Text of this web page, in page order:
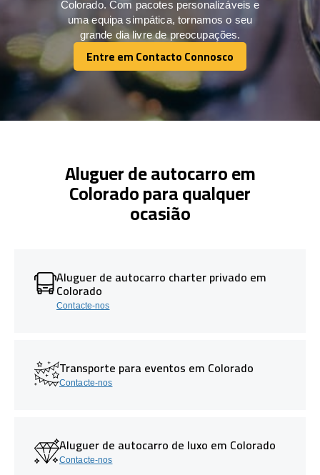
Colorado. Com pacotes personalizáveis e
uma equipa simpática, tornamos o seu
grande dia livre de preocupações.
Entre em Contacto Connosco
Entre em Contacto Connosco
Aluguer de autocarro em
Colorado para qualquer
ocasião
Aluguer de autocarro charter privado em
Colorado
Contacte-nos
Transporte para eventos em Colorado
Contacte-nos
Aluguer de autocarro de luxo em Colorado
Contacte-nos